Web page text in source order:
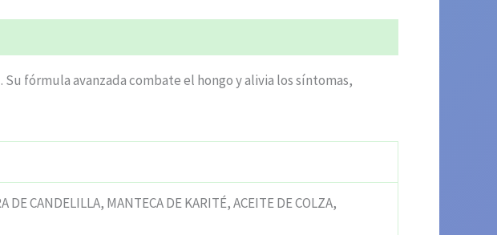
fórmula avanzada combate el hongo y alivia los síntomas,
DE CANDELILLA, MANTECA DE KARITÉ, ACEITE DE COLZA,